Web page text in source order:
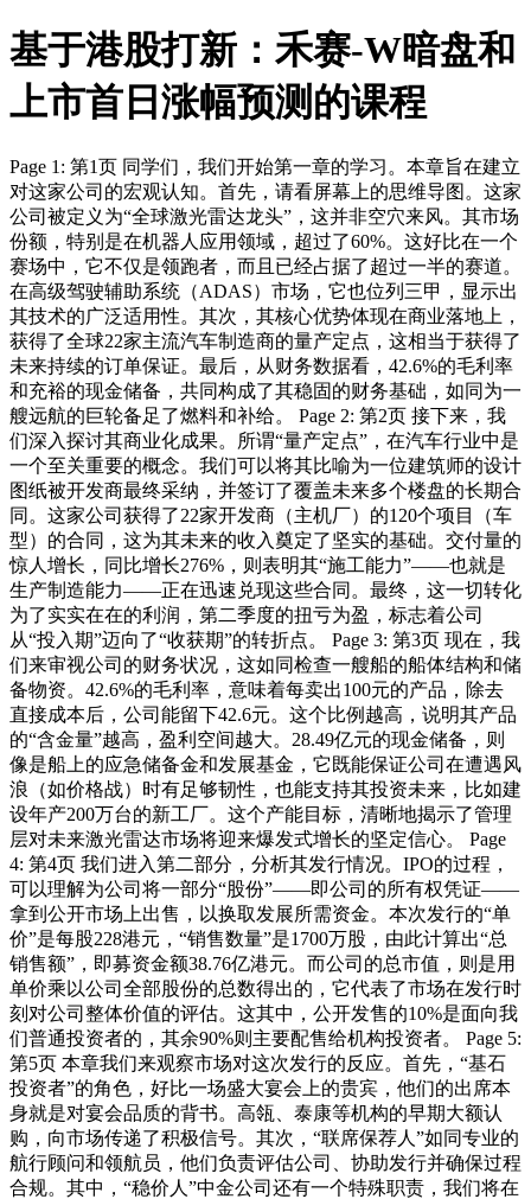
基于港股打新：禾赛-W暗盘和
上市首日涨幅预测的课程
Page 1: 第1页 同学们，我们开始第一章的学习。本章旨在建立
对这家公司的宏观认知。首先，请看屏幕上的思维导图。这家
公司被定义为“全球激光雷达龙头”，这并非空穴来风。其市场
份额，特别是在机器人应用领域，超过了60%。这好比在一个
赛场中，它不仅是领跑者，而且已经占据了超过一半的赛道。
在高级驾驶辅助系统（ADAS）市场，它也位列三甲，显示出
其技术的广泛适用性。其次，其核心优势体现在商业落地上，
获得了全球22家主流汽车制造商的量产定点，这相当于获得了
未来持续的订单保证。最后，从财务数据看，42.6%的毛利率
和充裕的现金储备，共同构成了其稳固的财务基础，如同为一
艘远航的巨轮备足了燃料和补给。 Page 2: 第2页 接下来，我
们深入探讨其商业化成果。所谓“量产定点”，在汽车行业中是
一个至关重要的概念。我们可以将其比喻为一位建筑师的设计
图纸被开发商最终采纳，并签订了覆盖未来多个楼盘的长期合
同。这家公司获得了22家开发商（主机厂）的120个项目（车
型）的合同，这为其未来的收入奠定了坚实的基础。交付量的
惊人增长，同比增长276%，则表明其“施工能力”——也就是
生产制造能力——正在迅速兑现这些合同。最终，这一切转化
为了实实在在的利润，第二季度的扭亏为盈，标志着公司
从“投入期”迈向了“收获期”的转折点。 Page 3: 第3页 现在，我
们来审视公司的财务状况，这如同检查一艘船的船体结构和储
备物资。42.6%的毛利率，意味着每卖出100元的产品，除去
直接成本后，公司能留下42.6元。这个比例越高，说明其产品
的“含金量”越高，盈利空间越大。28.49亿元的现金储备，则
像是船上的应急储备金和发展基金，它既能保证公司在遭遇风
浪（如价格战）时有足够韧性，也能支持其投资未来，比如建
设年产200万台的新工厂。这个产能目标，清晰地揭示了管理
层对未来激光雷达市场将迎来爆发式增长的坚定信心。 Page
4: 第4页 我们进入第二部分，分析其发行情况。IPO的过程，
可以理解为公司将一部分“股份”——即公司的所有权凭证——
拿到公开市场上出售，以换取发展所需资金。本次发行的“单
价”是每股228港元，“销售数量”是1700万股，由此计算出“总
销售额”，即募资金额38.76亿港元。而公司的总市值，则是用
单价乘以公司全部股份的总数得出的，它代表了市场在发行时
刻对公司整体价值的评估。这其中，公开发售的10%是面向我
们普通投资者的，其余90%则主要配售给机构投资者。 Page 5:
第5页 本章我们来观察市场对这次发行的反应。首先，“基石
投资者”的角色，好比一场盛大宴会上的贵宾，他们的出席本
身就是对宴会品质的背书。高瓴、泰康等机构的早期大额认
购，向市场传递了积极信号。其次，“联席保荐人”如同专业的
航行顾问和领航员，他们负责评估公司、协助发行并确保过程
合规。其中，“稳价人”中金公司还有一个特殊职责，我们将在